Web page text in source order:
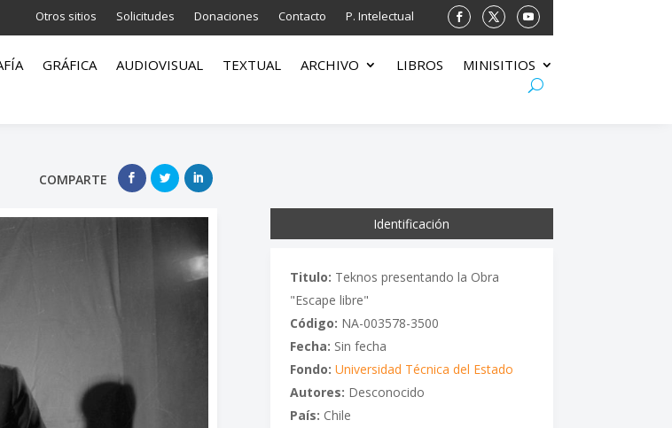
Otros sitios Solicitudes Donaciones Contacto P. Intelectual
GRÁFICA AUDIOVISUAL TEXTUAL ARCHIVO LIBROS MINISITIOS
COMPARTE
Identificación
Titulo: Teknos presentando la Obra
"Escape libre"
Código: NA-003578-3500
Fecha: Sin fecha
Fondo: Universidad Técnica del Estado
Autores: Desconocido
País: Chile